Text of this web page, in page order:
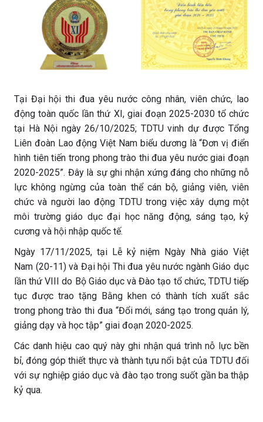
Tại Đại hội thi đua yêu nước công nhân, viên chức, lao
động toàn quốc lần thứ XI, giai đoạn 2025-2030 tổ chức
tại Hà Nội ngày 26/10/2025; TDTU vinh dự được Tổng
Liên đoàn Lao động Việt Nam biểu dương là “Đơn vị điển
hình tiên tiến trong phong trào thi đua yêu nước giai đoạn
2020-2025”. Đây là sự ghi nhận xứng đáng cho những nỗ
lực không ngừng của toàn thể cán bộ, giảng viên, viên
chức và người lao động TDTU trong việc xây dựng một
môi trường giáo dục đại học năng động, sáng tạo, kỷ
cương và hội nhập quốc tế.
Ngày 17/11/2025, tại Lễ kỷ niệm Ngày Nhà giáo Việt
Nam (20-11) và Đại hội Thi đua yêu nước ngành Giáo dục
lần thứ VIII do Bộ Giáo dục và Đào tạo tổ chức, TDTU tiếp
tục được trao tặng Bằng khen có thành tích xuất sắc
trong phong trào thi đua “Đổi mới, sáng tạo trong quản lý,
giảng dạy và học tập” giai đoạn 2020-2025.
Các danh hiệu cao quý này ghi nhận quá trình nỗ lực bền
bỉ, đóng góp thiết thực và thành tựu nổi bật của TDTU đối
với sự nghiệp giáo dục và đào tạo trong suốt gần ba thập
kỷ qua.